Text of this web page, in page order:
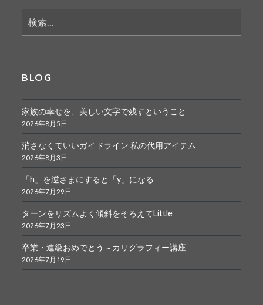
索:
BLOG
家族の幸せを、美しい文字で残すということ
2026年8月5日
消さなくていいガイドライン 私の代用アイテム
2026年8月3日
「h」を逆さまにすると「y」になる
2026年7月29日
ターンをリズムよく傾斜をそろえてLittle
2026年7月23日
卒業・進級おめでとう～カリグラフィー講座
2026年7月19日